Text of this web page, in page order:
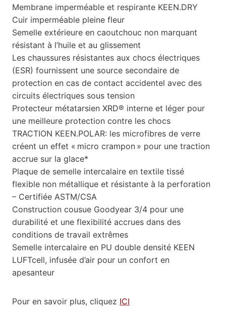
Membrane imperméable et respirante KEEN.DRY
Cuir imperméable pleine fleur
Semelle extérieure en caoutchouc non marquant
résistant à l’huile et au glissement
Les chaussures résistantes aux chocs électriques
(ESR) fournissent une source secondaire de
protection en cas de contact accidentel avec des
circuits électriques sous tension
Protecteur métatarsien XRD® interne et léger pour
une meilleure protection contre les chocs
TRACTION KEEN.POLAR: les microfibres de verre
créent un effet « micro crampon » pour une traction
accrue sur la glace*
Plaque de semelle intercalaire en textile tissé
flexible non métallique et résistante à la perforation
– Certifiée ASTM/CSA
Construction cousue Goodyear 3/4 pour une
durabilité et une flexibilité accrues dans des
conditions de travail extrêmes
Semelle intercalaire en PU double densité KEEN
LUFTcell, infusée d’air pour un confort en
apesanteur
Pour en savoir plus, cliquez ICI